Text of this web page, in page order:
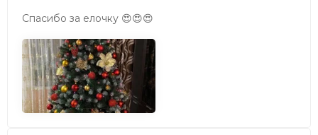
диаметра максимально естественны.
Плотность хвои:Средняя
Спасибо за елочку 😍😍😍